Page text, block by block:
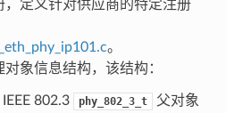
，定义针对供应商的特定注册
。
象信息结构，该结构：
802.3 phy_802_3_t
父对象